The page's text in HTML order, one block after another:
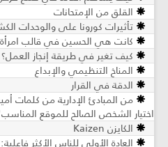
القلق من الإمتحانات
تأثيرات كورونا على والوحدات
كانت هي الحسين في قالب امرأة
كيف تغير في طريقة إنجاز العمل؟
المناخ التنظيمي والإبداع
الدقة في القرار
من المبادئ الإدارية من كلمات
اختيار الشخص الصالح للموقع
الكايزن Kaizen
العادة الأولى للناس الأكثر فاعلية: